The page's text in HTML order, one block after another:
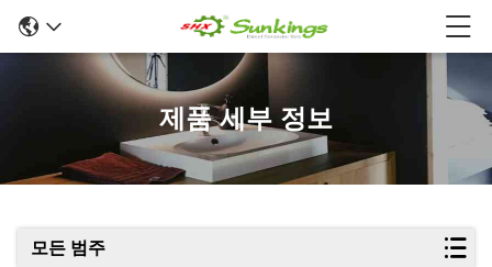
제품 세부 정보
모든 범주